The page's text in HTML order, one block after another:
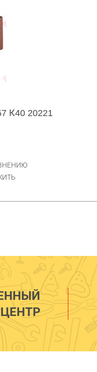
К40 20221